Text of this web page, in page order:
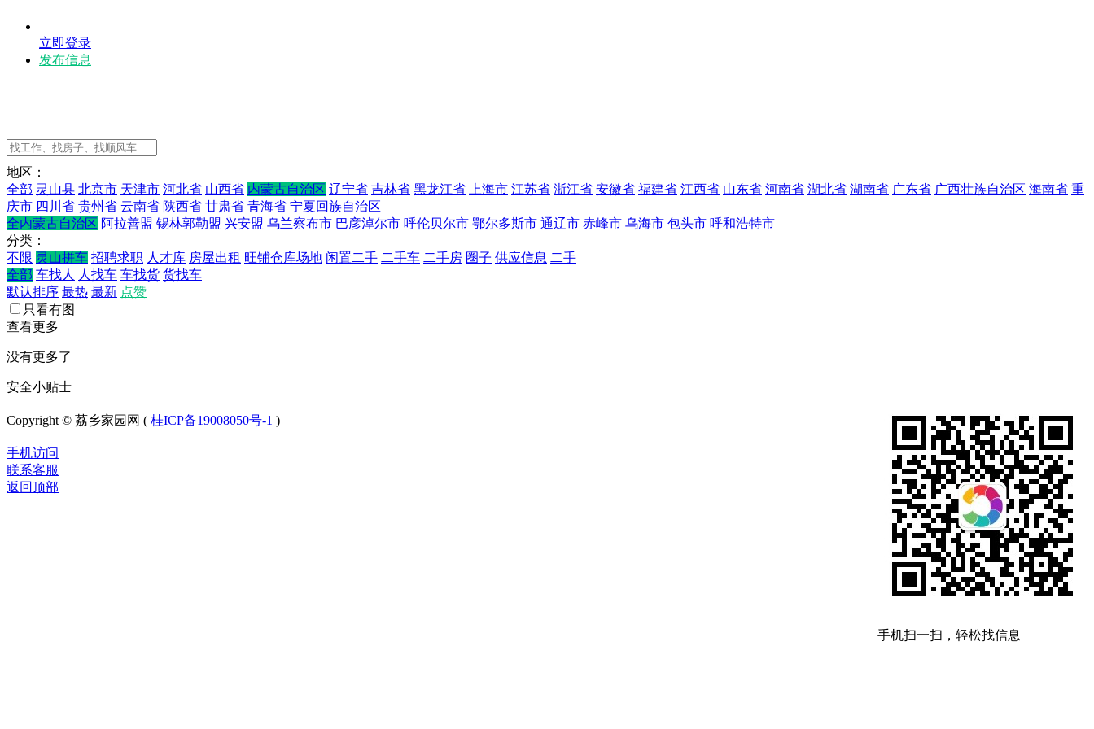
立即登录
发布信息
地区：
全部 灵山县 北京市 天津市 河北省 山西省 内蒙古自治区 辽宁省 吉林省 黑龙江省 上海市 江苏省 浙江省 安徽省 福建省 江西省 山东省 河南省 湖北省 湖南省 广东省 广西壮族自治区 海南省 重
庆市 四川省 贵州省 云南省 陕西省 甘肃省 青海省 宁夏回族自治区
全内蒙古自治区 阿拉善盟 锡林郭勒盟 兴安盟 乌兰察布市 巴彦淖尔市 呼伦贝尔市 鄂尔多斯市 通辽市 赤峰市 乌海市 包头市 呼和浩特市
分类：
不限 灵山拼车 招聘求职 人才库 房屋出租 旺铺仓库场地 闲置二手 二手车 二手房 圈子 供应信息 二手
全部 车找人 人找车 车找货 货找车
默认排序 最热 最新 点赞
只看有图
查看更多
没有更多了
安全小贴士
手机扫一扫，轻松找信息
Copyright © 荔乡家园网 ( 桂ICP备19008050号-1 )
手机访问
联系客服
返回顶部